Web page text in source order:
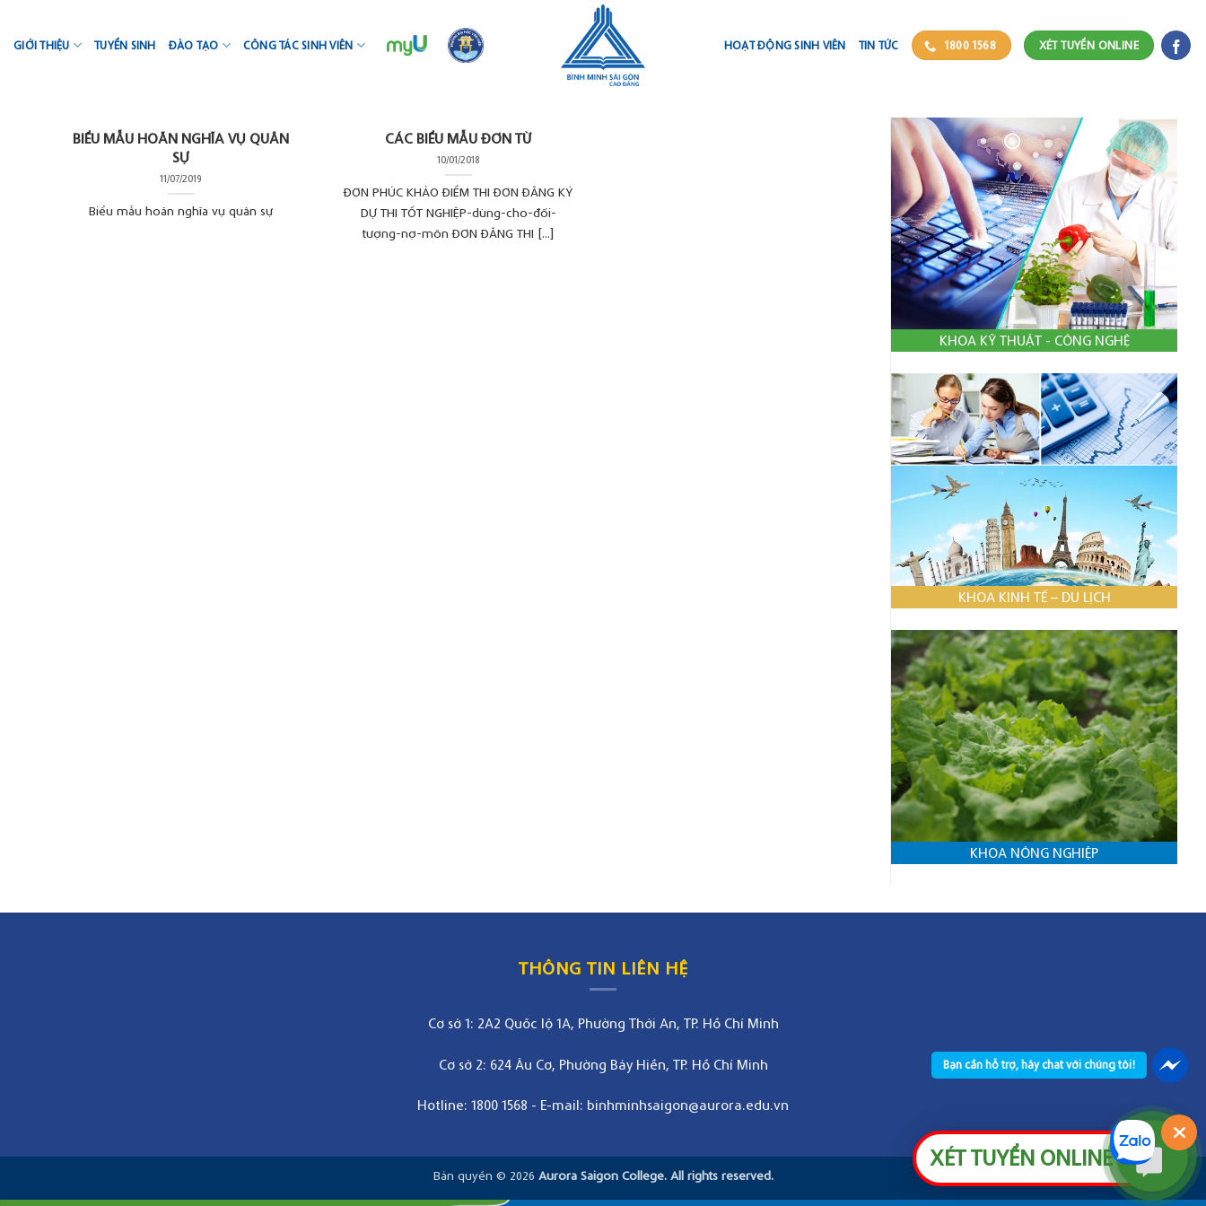
XÉT TUYỂN ONLINE
content
GIỚI THIỆU TUYỂN SINH ĐÀO TẠO CÔNG TÁC SINH VIÊN HOẠT ĐỘNG SINH VIÊN TIN TỨC 1800 1568 XÉT TUYỂN ONLINE
BIỂU MẪU HOÃN NGHĨA VỤ QUÂN
SỰ
11/07/2019
Biểu mẫu hoãn nghĩa vụ quân sự
CÁC BIỂU MẪU ĐƠN TỪ
10/01/2018
ĐƠN PHÚC KHẢO ĐIỂM THI ĐƠN ĐĂNG KÝ
DỰ THI TỐT NGHIỆP-dùng-cho-đối-
tượng-nợ-môn ĐƠN ĐĂNG THI [...]
KHOA KỸ THUẬT - CÔNG NGHỆ
KHOA KINH TẾ – DU LỊCH
KHOA NÔNG NGHIỆP
THÔNG TIN LIÊN HỆ
Cơ sở 1: 2A2 Quốc lộ 1A, Phường Thới An, TP. Hồ Chí Minh
Cơ sở 2: 624 Âu Cơ, Phường Bảy Hiền, TP. Hồ Chí Minh
Hotline: 1800 1568 - E-mail: binhminhsaigon@aurora.edu.vn
Bản quyền © 2026 Aurora Saigon College. All rights reserved.
Bạn cần hỗ trợ, hãy chat với chúng tôi!